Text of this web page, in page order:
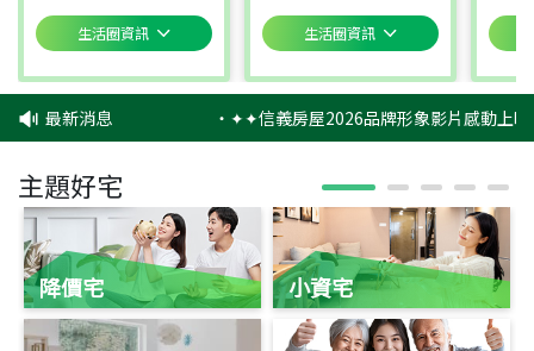
生活圈資訊 生活圈資訊
最新消息 ‧✦✦信義房屋2026品牌形象影片感動上
主題好宅
降價宅 小資宅